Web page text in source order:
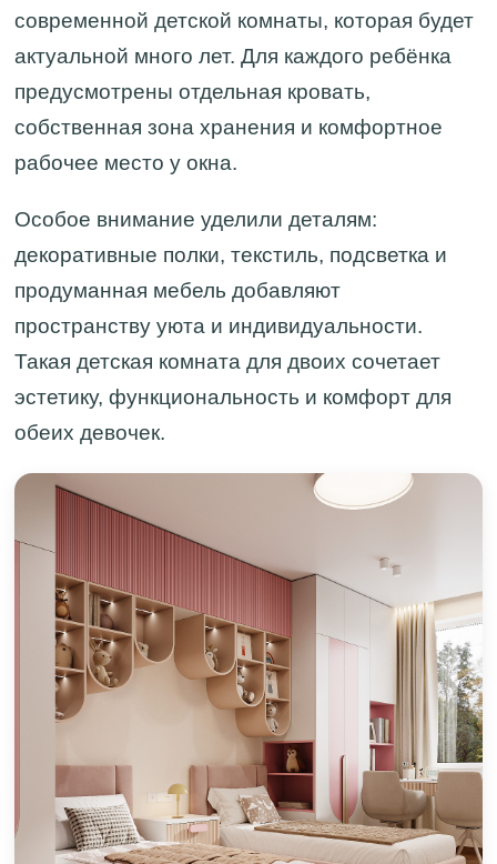
современной детской комнаты, которая будет
актуальной много лет. Для каждого ребёнка
предусмотрены отдельная кровать,
собственная зона хранения и комфортное
рабочее место у окна.
Особое внимание уделили деталям:
декоративные полки, текстиль, подсветка и
продуманная мебель добавляют
пространству уюта и индивидуальности.
Такая детская комната для двоих сочетает
эстетику, функциональность и комфорт для
обеих девочек.